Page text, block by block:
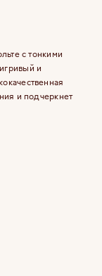
с тонкими
и
и подчеркнет